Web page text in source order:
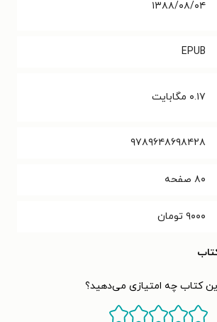
۱۳۸۸/۰۸/۰۴
EPUB
۰.۱۷ مگابایت
۹۷۸۹۶۴۸۶۹۸۴۲۸‬
۸۰ صفحه
۹۰۰۰ تومان
کتاب چه امتیازی می‌دهید؟